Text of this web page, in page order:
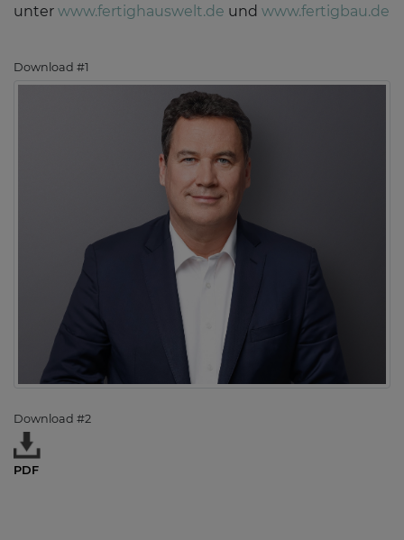
unter www.fertighauswelt.de und www.fertigbau.de
Download #1
Download #2
PDF